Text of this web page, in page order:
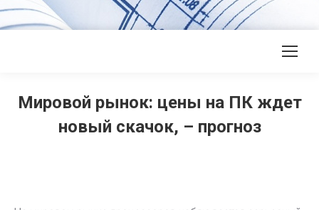
Мировой рынок: цены на ПК ждет
новый скачок, – прогноз